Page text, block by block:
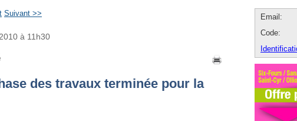
Suivant >>
à 11h30
des travaux terminée pour la
Email:
Code: